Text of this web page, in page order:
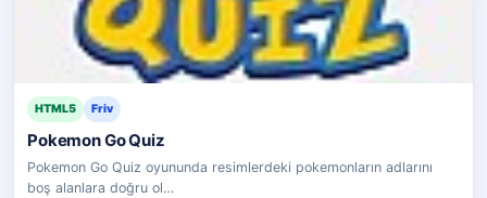
HTML5 Friv
Pokemon Go Quiz
Pokemon Go Quiz oyununda resimlerdeki pokemonların adlarını
boş alanlara doğru ol…